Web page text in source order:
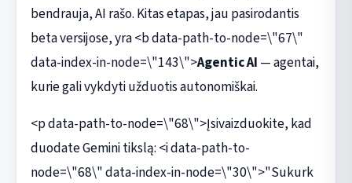
bendrauja, AI rašo. Kitas etapas, jau pasirodantis
beta versijose, yra <b data-path-to-node=\"67\"
data-index-in-node=\"143\">Agentic AI — agentai,
kurie gali vykdyti užduotis autonomiškai.
<p data-path-to-node=\"68\">Įsivaizduokite, kad
duodate Gemini tikslą: <i data-path-to-
node=\"68\" data-index-in-node=\"30\">"Sukurk